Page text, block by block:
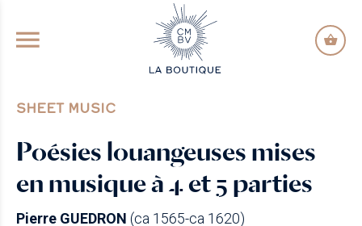
GO TO PRINCIPAL CONTENT
SHEET MUSIC
Poésies louangeuses mises
en musique à 4 et 5 parties
Pierre GUEDRON (ca 1565-ca 1620)